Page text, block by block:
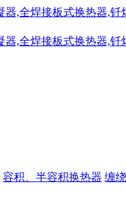
容积、半容积换热器 缠